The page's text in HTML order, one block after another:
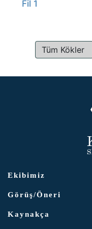
Fil 1
Tüm Kökler
Ekibimiz
Görüş/Öneri
Kaynakça